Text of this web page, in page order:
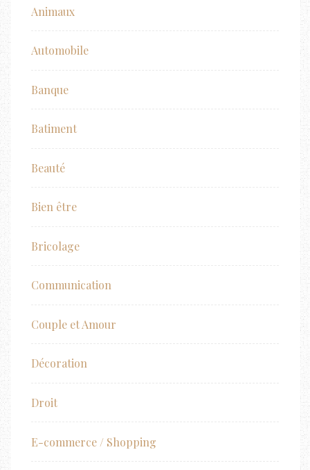
Animaux
Automobile
Banque
Batiment
Beauté
Bien être
Bricolage
Communication
Couple et Amour
Décoration
Droit
E-commerce / Shopping